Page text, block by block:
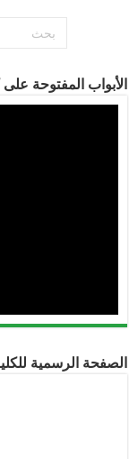
الأبواب المفتوحة على
الصفحة الرسمية